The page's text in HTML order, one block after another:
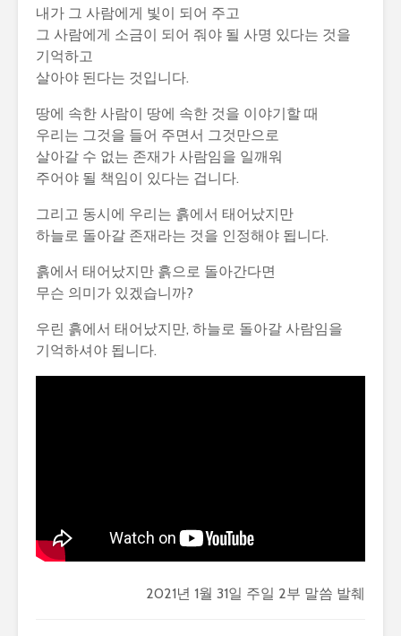
내가 그 사람에게 빛이 되어 주고
그 사람에게 소금이 되어 줘야 될 사명 있다는 것을
기억하고
살아야 된다는 것입니다.
땅에 속한 사람이 땅에 속한 것을 이야기할 때
우리는 그것을 들어 주면서 그것만으로
살아갈 수 없는 존재가 사람임을 일깨워
주어야 될 책임이 있다는 겁니다.
그리고 동시에 우리는 흙에서 태어났지만
하늘로 돌아갈 존재라는 것을 인정해야 됩니다.
흙에서 태어났지만 흙으로 돌아간다면
무슨 의미가 있겠습니까?
우린 흙에서 태어났지만, 하늘로 돌아갈 사람임을
기억하셔야 됩니다.
2021년 1월 31일 주일 2부 말씀 발췌